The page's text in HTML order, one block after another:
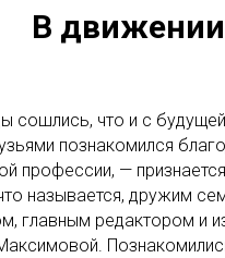
В движении
сошлись, что и с
познакомился
профессии, —
называется, дружим
главным редактором и